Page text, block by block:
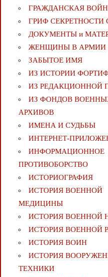
ГРАЖДАНСКАЯ
ГРИФ СЕКРЕТНОСТИ
ДОКУМЕНТЫ и
ЖЕНЩИНЫ В АРМИИ
ЗАБЫТОЕ ИМЯ
ИЗ ИСТОРИИ
ИЗ РЕДАКЦИОННОЙ
ИЗ ФОНДОВ
АРХИВОВ
ИМЕНА И СУДЬБЫ
ИНТЕРНЕТ-
ИНФОРМАЦИОННОЕ
ПРОТИВОБОРСТВО
ИСТОРИОГРАФИЯ
ИСТОРИЯ ВОЕННОЙ
МЕДИЦИНЫ
ИСТОРИЯ ВОЕННОЙ
ИСТОРИЯ ВОЕННОЙ
ИСТОРИЯ ВОИН
ИСТОРИЯ
ТЕХНИКИ